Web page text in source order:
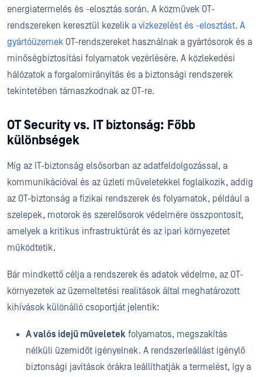
energiatermelés és -elosztás során. A közművek OT-
rendszereken keresztül kezelik a vízkezelést és -elosztást. A
gyártóüzemek OT-rendszereket használnak a gyártósorok és a
minőségbiztosítási folyamatok vezérlésére. A közlekedési
hálózatok a forgalomirányítás és a biztonsági rendszerek
tekintetében támaszkodnak az OT-re.
OT Security vs. IT biztonság: Főbb
különbségek
Míg az IT-biztonság elsősorban az adatfeldolgozással, a
kommunikációval és az üzleti műveletekkel foglalkozik, addig
az OT-biztonság a fizikai rendszerek és folyamatok, például a
szelepek, motorok és szerelősorok védelmére összpontosít,
amelyek a kritikus infrastruktúrát és az ipari környezetet
működtetik.
Bár mindkettő célja a rendszerek és adatok védelme, az OT-
környezetek az üzemeltetési realitások által meghatározott
kihívások különálló csoportját jelentik:
A valós idejű műveletek folyamatos, megszakítás
nélküli üzemidőt igényelnek. A rendszerleállást igénylő
biztonsági javítások órákra leállíthatják a termelést, így a